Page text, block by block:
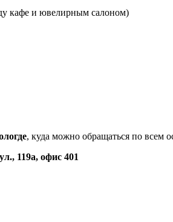
кафе и ювелирным салоном)
, куда можно обращаться по всем
119а, офис 401